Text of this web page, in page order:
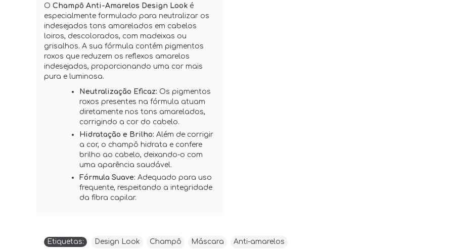
O Champô Anti-Amarelos Design Look é
especialmente formulado para neutralizar os
indesejados tons amarelados em cabelos
loiros, descolorados, com madeixas ou
grisalhos. A sua fórmula contém pigmentos
roxos que reduzem os reflexos amarelos
indesejados, proporcionando uma cor mais
pura e luminosa.
Neutralização Eficaz: Os pigmentos
roxos presentes na fórmula atuam
diretamente nos tons amarelados,
corrigindo a cor do cabelo.
Hidratação e Brilho: Além de corrigir
a cor, o champô hidrata e confere
brilho ao cabelo, deixando-o com
uma aparência saudável.
Fórmula Suave: Adequado para uso
frequente, respeitando a integridade
da fibra capilar.
Etiquetas: Design Look Champô Máscara Anti-amarelos